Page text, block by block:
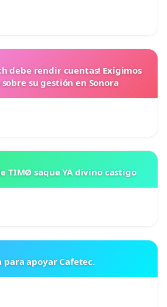
firmes la peticiòn, hay que hacer
debe rendir cuentas! Exigimos
su gestión en Sonora
TIMØ saque YA divino castigo
para apoyar Cafetec.